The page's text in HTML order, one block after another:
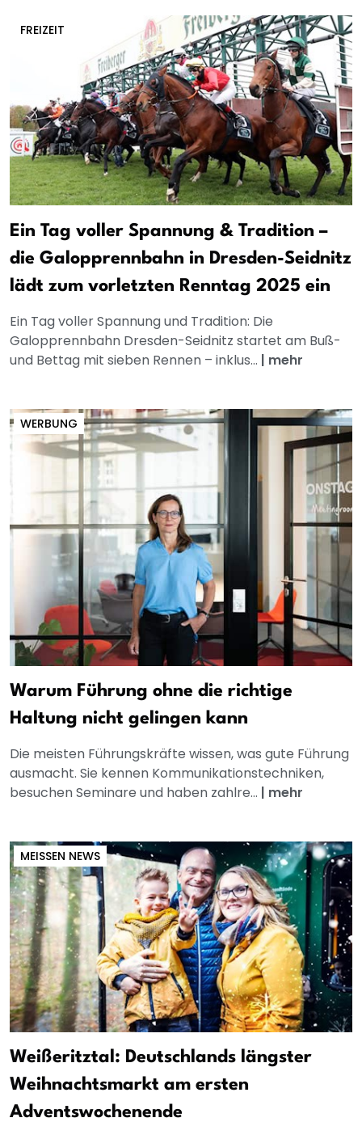
FREIZEIT
Ein Tag voller Spannung & Tradition –
die Galopprennbahn in Dresden-Seidnitz
lädt zum vorletzten Renntag 2025 ein
Ein Tag voller Spannung und Tradition: Die
Galopprennbahn Dresden-Seidnitz startet am Buß-
und Bettag mit sieben Rennen – inklus... | mehr
WERBUNG
Warum Führung ohne die richtige
Haltung nicht gelingen kann
Die meisten Führungskräfte wissen, was gute Führung
ausmacht. Sie kennen Kommunikationstechniken,
besuchen Seminare und haben zahlre... | mehr
MEISSEN NEWS
Weißeritztal: Deutschlands längster
Weihnachtsmarkt am ersten
Adventswochenende